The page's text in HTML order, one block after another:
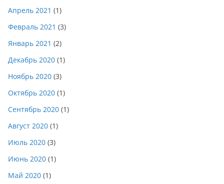
Апрель 2021 (1)
Февраль 2021 (3)
Январь 2021 (2)
Декабрь 2020 (1)
Ноябрь 2020 (3)
Октябрь 2020 (1)
Сентябрь 2020 (1)
Август 2020 (1)
Июль 2020 (3)
Июнь 2020 (1)
Май 2020 (1)